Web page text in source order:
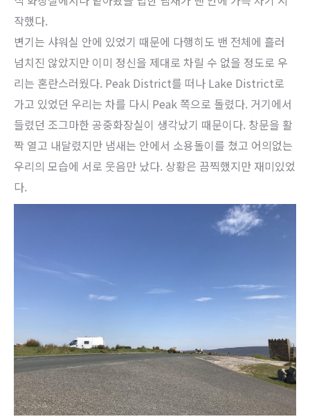
작했다.
변기는 샤워실 안에 있었기 때문에 다행히도 밴 전체에 흘러
넘치진 않았지만 이미 정신을 제대로 차릴 수 없을 정도로 우
리는 혼란스러웠다. Peak District를 떠나 Lake District로
가고 있었던 우리는 차를 다시 Peak 쪽으로 돌렸다. 거기에서
들렸던 조그마한 공중화장실이 생각났기 때문이다. 창문을 활
짝 열고 내달렸지만 냄새는 안에서 소용돌이를 쳤고 어의없는
우리의 모습에 서로 웃음만 났다. 상황은 끔찍했지만 재미있었
다.